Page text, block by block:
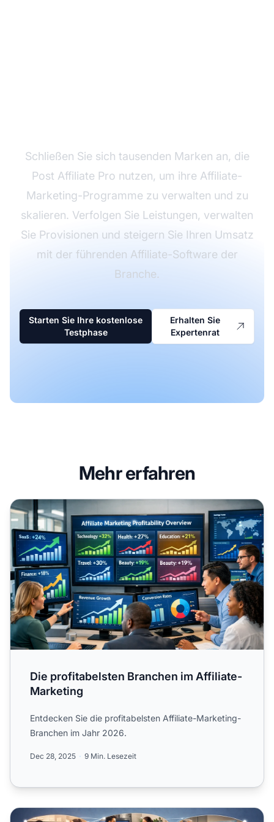
Schließen Sie sich tausenden Marken an, die
Post Affiliate Pro nutzen, um ihre Affiliate-
Marketing-Programme zu verwalten und zu
skalieren. Verfolgen Sie Leistungen, verwalten
Sie Provisionen und steigern Sie Ihren Umsatz
mit der führenden Affiliate-Software der
Branche.
Starten Sie Ihre kostenlose
Testphase
Erhalten Sie
Expertenrat
Mehr erfahren
Die profitabelsten Branchen im Affiliate-Marketing
Die profitabelsten Branchen im Affiliate-
Marketing
Entdecken Sie die profitabelsten Affiliate-Marketing-
Branchen im Jahr 2026.
Dec 28, 2025 9 Min. Lesezeit
Die lukrativsten Affiliate-Nischen: Top-Chancen für